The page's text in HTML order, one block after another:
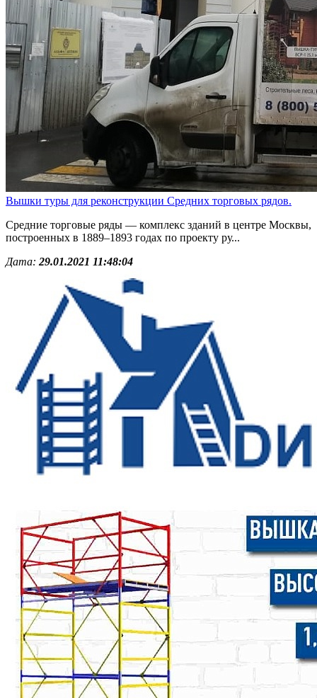
Вышки туры для реконструкции Средних торговых рядов.
Средние торговые ряды — комплекс зданий в центре Москвы,
построенных в 1889–1893 годах по проекту ру...
Дата: 29.01.2021 11:48:04